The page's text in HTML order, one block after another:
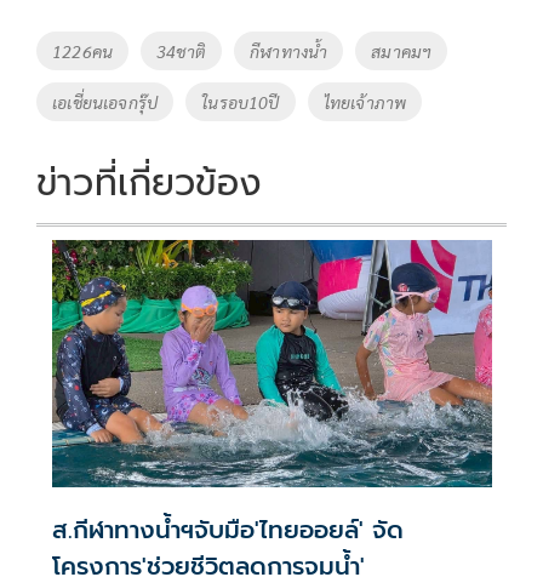
o
o
k
Li
Tags
1226คน 34ชาติ กีฬาทางน้ำ สมาคมฯ
เอเชี่ยนเอจกรุ๊ป ในรอบ10ปี ไทยเจ้าภาพ
ข่าวที่เกี่ยวข้อง
ส.กีฬาทางน้ำฯจับมือ'ไทยออยล์' จัด
โครงการ'ช่วยชีวิตลดการจมน้ำ'